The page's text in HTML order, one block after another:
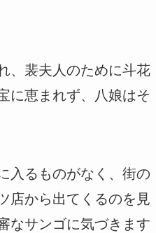
、裴夫人のために斗花
に恵まれず、八娘はそ
入るものがなく、街の
店から出てくるのを見
なサンゴに気づきます